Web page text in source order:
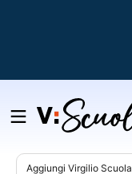
Salta
contenuto
Aggiungi Virgilio Scuola